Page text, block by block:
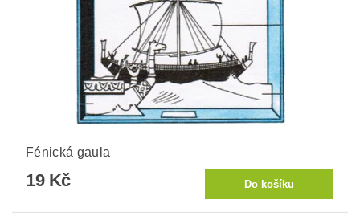
Fénická gaula
19 Kč